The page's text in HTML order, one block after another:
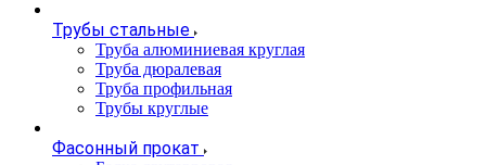
Трубы стальные
Труба алюминиевая круглая
Труба дюралевая
Труба профильная
Трубы круглые
Фасонный прокат